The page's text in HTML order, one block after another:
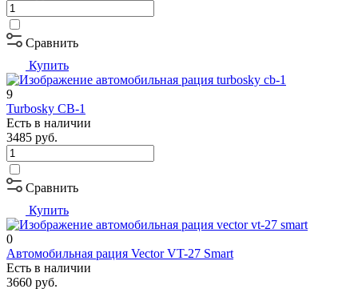
Сравнить
Купить
9
Turbosky CB-1
Есть в наличии
3485 руб.
Сравнить
Купить
0
Автомобильная рация Vector VT-27 Smart
Есть в наличии
3660 руб.